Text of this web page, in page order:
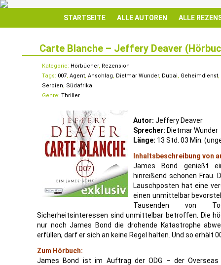
STARTSEITE ALLE AUTOREN ALLE
Carte Blanche – Jeffery Deaver
Kategorie: Hörbücher, Rezension
Tags: 007, Agent, Anschlag, Dietmar Wunder, Dubai, Geheimdienst,
Serbien, Südafrika
Genre: Thriller
Autor: Jeffery Deaver
Sprecher: Dietmar Wunder
Länge: 13 Std. 03 Min.
Inhaltsbeschreibung von
James Bond genießt
hinreißend schönen Frau.
Lauschposten hat eine
einen unmittelbar
Tausenden von
Sicherheitsinteressen sind unmittelbar betroffen. Die
nur noch James Bond die drohende Katastrophe
erfüllen, darf er sich an keine Regel halten. Und so erhält
Zum Hörbuch:
James Bond ist im Auftrag der ODG – der Overseas